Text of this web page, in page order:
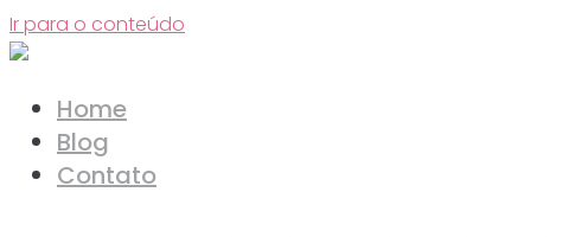
Ir para o conteúdo
Home
Blog
Contato